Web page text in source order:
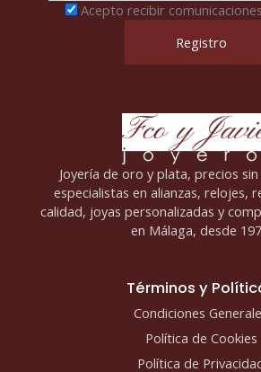
Acepto recibir
Joyería de oro y plata, precios
especialistas en alianzas, relojes,
calidad, joyas personalizadas y
en Málaga, desde
Términos y
Condiciones
Política de Cookies
Política de